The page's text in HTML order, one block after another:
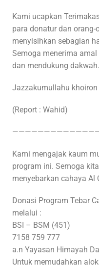
Kami ucapkan
para donatur dan
menyisihkan sebagian
Semoga menerima
dan mendukung dakwah.
Jazzakumullahu khoiron
(Report : Wahid)
Kami mengajak kaum
program ini. Semoga
menyebarkan cahaya Al
Donasi Program Tebar
melalui :
BSI – BSM (451)
7158 759 777
a.n Yayasan Himayah
Untuk memudahkan